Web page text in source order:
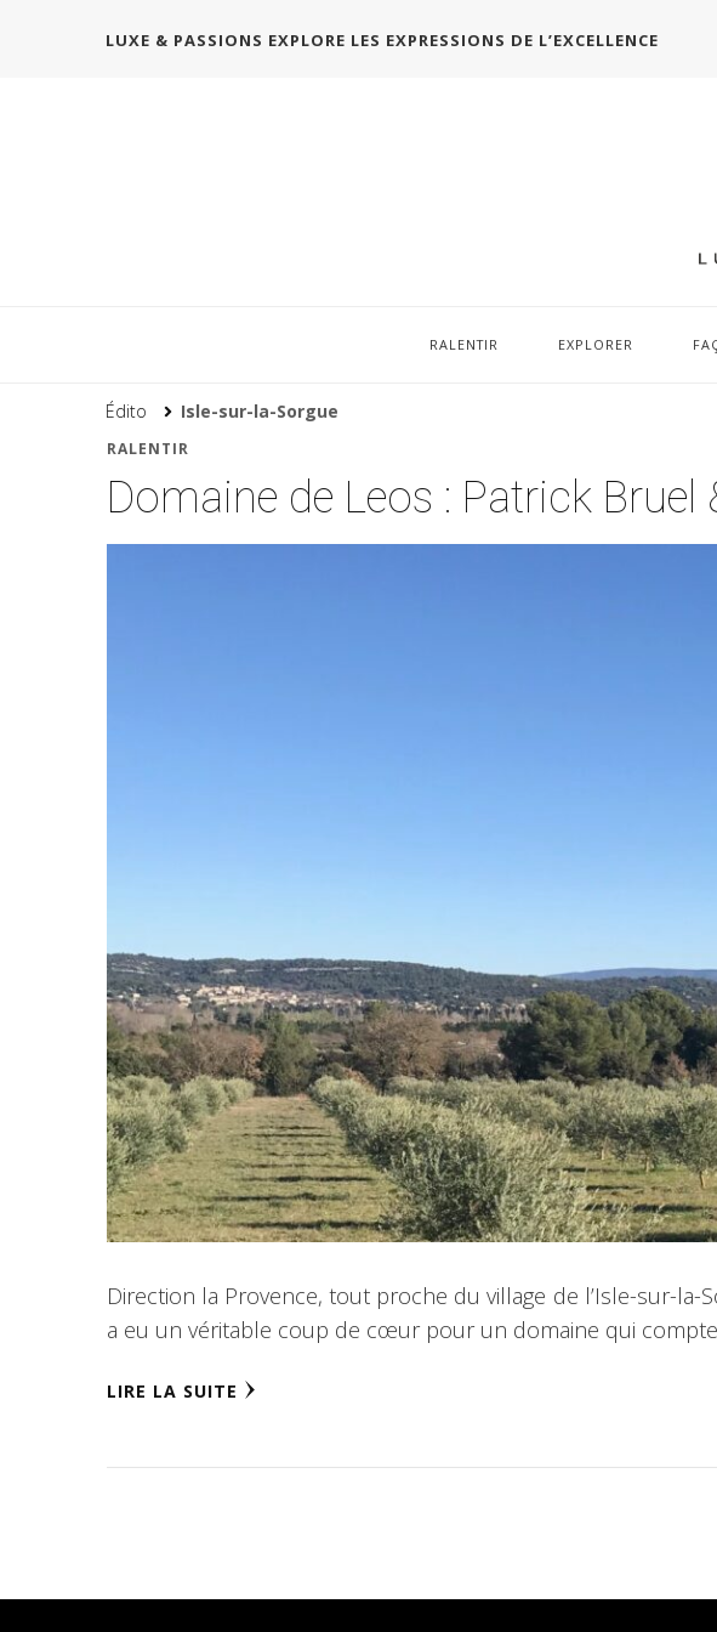
LUXE & PASSIONS EXPLORE LES EXPRESSIONS DE L’EXCELLENCE
RALENTIR EXPLORER
Édito Isle-sur-la-Sorgue
RALENTIR
Domaine de Leos : Patrick Bruel
Direction la Provence, tout proche du village de l’Isle-sur-
a eu un véritable coup de cœur pour un domaine qui compte
LIRE LA SUITE